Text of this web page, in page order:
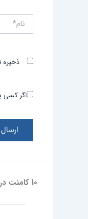
نام*
ذخیره
اگر کسی
10 کامنت در نوشته «شاملو، شرطی لازم ولی ناکافی»